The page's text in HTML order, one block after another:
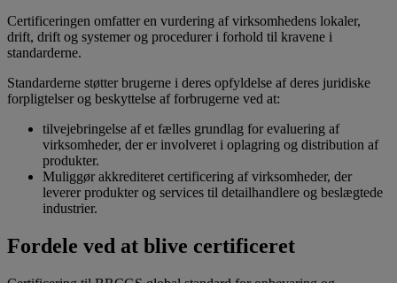
Certificeringen omfatter en vurdering af virksomhedens lokaler,
drift, drift og systemer og procedurer i forhold til kravene i
standarderne.
Standarderne støtter brugerne i deres opfyldelse af deres juridiske
forpligtelser og beskyttelse af forbrugerne ved at:
tilvejebringelse af et fælles grundlag for evaluering af
virksomheder, der er involveret i oplagring og distribution af
produkter.
Muliggør akkrediteret certificering af virksomheder, der
leverer produkter og services til detailhandlere og beslægtede
industrier.
Fordele ved at blive certificeret